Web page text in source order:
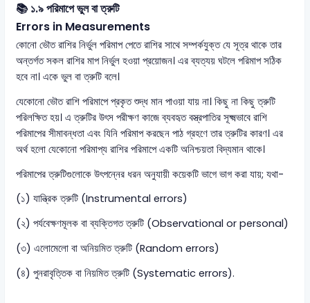
📚 ১.৯ পরিমাপে ভুল বা ত্রুটি
Errors in Measurements
কোনো ভৌত রাশির নির্ভুল পরিমাপ পেতে রাশির সাথে সম্পর্কযুক্ত যে সূত্র থাকে তার
অন্তর্গত সকল রাশির মাপ নির্ভুল হওয়া প্রয়োজন। এর ব্যত্যয় ঘটলে পরিমাপ সঠিক
হবে না। একে ভুল বা ত্রুটি বলে।
যেকোনো ভৌত রাশি পরিমাপে প্রকৃত শুদ্ধ মান পাওয়া যায় না। কিছু না কিছু ত্রুটি
পরিলক্ষিত হয়। এ ত্রুটির উৎস পরীক্ষণ কাজে ব্যবহৃত বস্ত্রপাতির সূক্ষ্মভাবে রাশি
পরিমাপের সীমাবন্ধতা এবং যিনি পরিমাপ করছেন পাঠ গ্রহণে তার ত্রুটির কারণ। এর
অর্থ হলো যেকোনো পরিমাপ্য রাশির পরিমাপে একটি অনিশ্চয়তা বিদ্যমান থাকে।
পরিমাপের ত্রুটিগুলোকে উৎপন্নের ধরন অনুযায়ী কয়েকটি ভাগে ভাগ করা যায়; যথা-
(১) যান্ত্রিক ত্রুটি (Instrumental errors)
(২) পর্যবেক্ষণমূলক বা ব্যক্তিগত ত্রুটি (Observational or personal)
(৩) এলোমেলো বা অনিয়মিত ত্রুটি (Random errors)
(৪) পুনরাবৃত্তিক বা নিয়মিত ত্রুটি (Systematic errors).